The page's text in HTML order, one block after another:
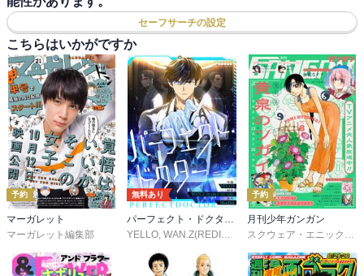
セーフサーチの設定
こちらはいかがですか
予約
マーガレット
マーガレット編集部
無料あり
パーフェクト・ドクター【タテヨミ】
YELLO, WAN.Z(REDICE STUDIO) ,MoeDal,REDICE
予約
月刊少年ガンガン
スクウェア・エニックス